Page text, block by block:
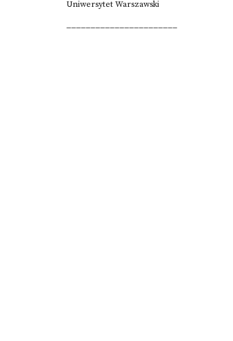
Uniwersytet Warszawski
_______________________